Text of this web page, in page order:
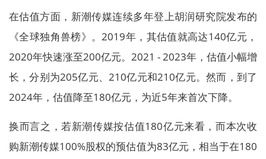
在估值方面，新潮传媒连续多年登上胡润研究院发布的
《全球独角兽榜》。2019年，其估值就高达140亿元，
2020年快速涨至200亿元。2021 - 2023年，估值小幅增
长，分别为205亿元、210亿元和210亿元。然而，到了
2024年，估值降至180亿元，为近5年来首次下降。
换而言之，若新潮传媒按估值180亿元来看，而本次收
购新潮传媒100%股权的预估值为83亿元，相当于在180